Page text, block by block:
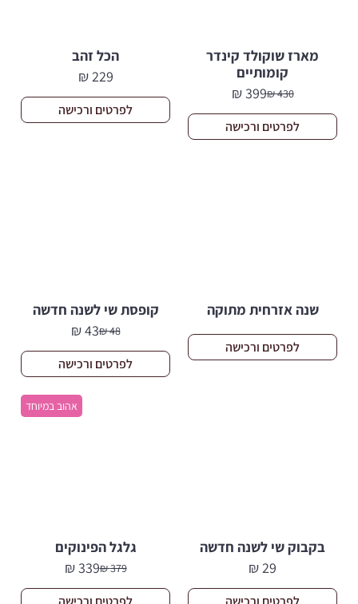
מארז שוקולד קינדר
קומותיים
430
₪המחיר
המקורי
היה:
399
₪
המחיר
הנוכחי
הוא:
לפרטים ורכישה
הכל זהב
229
₪
לפרטים ורכישה
שנה אזרחית מתוקה
לפרטים ורכישה
קופסת שי לשנה חדשה
48
₪המחיר
המקורי
היה:
43
₪
המחיר
הנוכחי
הוא:
לפרטים ורכישה
בקבוק שי לשנה חדשה
29
₪
אהוב במיוחד
גלגל הפינוקים
379
₪המחיר
המקורי
339
₪
המחיר
הנוכחי